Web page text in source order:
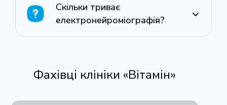
Скільки триває
електронейроміографія?
Фахівці клініки «Вітамін»